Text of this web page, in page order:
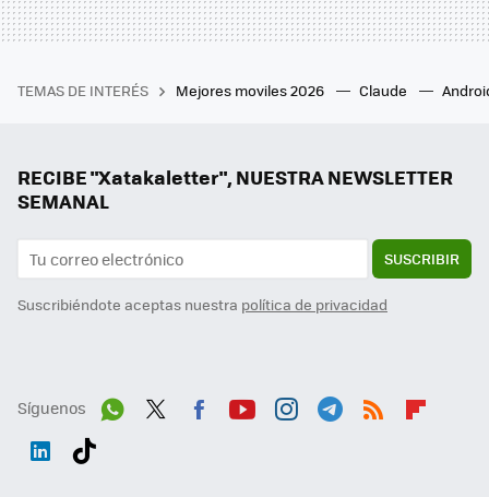
TEMAS DE INTERÉS Mejores moviles 2026 Claude
RECIBE "Xatakaletter", NUESTRA NEWSLETTER
SEMANAL
SUSCRIBIR
Suscribiéndote aceptas nuestra política de privacidad
Síguenos